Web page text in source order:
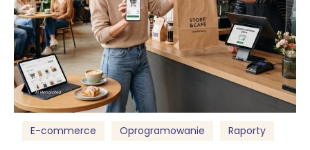
E-commerce Oprogramowanie Raporty